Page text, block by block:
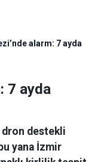
alarm: 7 ayda
7 ayda
dron destekli
yana İzmir